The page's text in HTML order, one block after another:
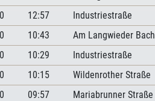
12:57 Industriestraße
10:43 Am Langwieder Bach
10:29 Industriestraße
10:15 Wildenrother Straße
09:57 Mariabrunner Straße